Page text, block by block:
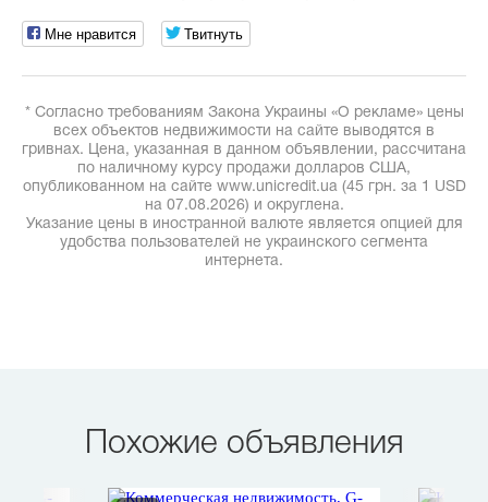
Мне нравится Твитнуть
* Согласно требованиям Закона Украины «О рекламе» цены
всех объектов недвижимости на сайте выводятся в
гривнах. Цена, указанная в данном объявлении, рассчитана
по наличному курсу продажи долларов США,
опубликованном на сайте www.unicredit.ua (45 грн. за 1 USD
на 07.08.2026) и округлена.
Указание цены в иностранной валюте является опцией для
удобства пользователей не украинского сегмента
интернета.
Похожие объявления